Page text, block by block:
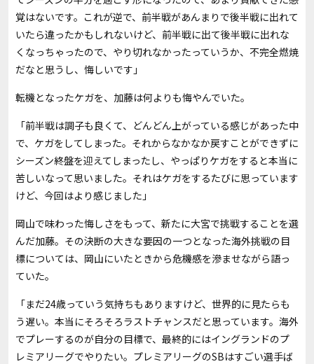
覚はないです。これが逆で、前半戦があんまりで後半戦に出れて
いたら違ったかもしれないけど、前半戦に出て後半戦に出れな
くなっちゃったので、やり切れなかったっていうか、不完全燃焼
だなと思うし、悔しいです」
転機となったケガを、加藤は何よりも悔やんでいた。
「前半戦は調子も良くて、どんどん上がっている感じがあった中
で、ケガをしてしまった。それからなかなか戻すことができずに
シーズン終盤を迎えてしまったし、やっぱりケガをすると本当に
苦しいなって思いました。それはケガをするたびに思っています
けど、今回はより感じました」
岡山で味わった悔しさをもって、新たに大宮で挑戦することを選
んだ加藤。その決断の大きな要因の一つとなった海外挑戦の目
標については、岡山にいたときから危機感を滲ませながら語っ
ていた。
「まだ24歳っていう気持ちもありますけど、世界的に見たらも
う遅い。本当にそろそろラストチャンスだと思っています。海外
でプレーするのが自分の目標で、最終的にはイングランドのプ
レミアリーグでやりたい。プレミアリーグのSBはすごい選手ば